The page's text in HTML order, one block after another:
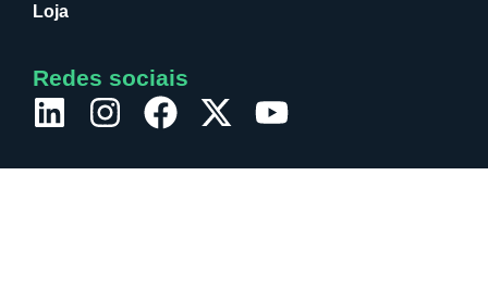
Loja
Redes sociais